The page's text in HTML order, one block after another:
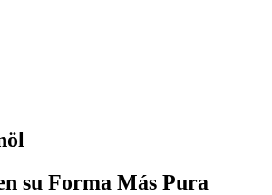
su Forma Más Pura